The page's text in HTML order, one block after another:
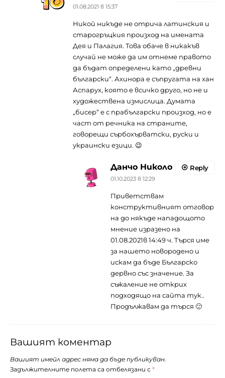
01.08.2021 в 15:37
Никой никъде не отрича латинския и
старогръцкия произход на имената
Дея и Палагия. Това обаче в никакъв
случай не може да им отнеме правото
да бъдат определени като „древни
български“. Ахинора е съпругата на хан
Аспарух, която е всичко друго, но не и
художествена измислица. Думата
„бисер“ е с прабългарски произход, но е
част от речника на страните,
говорещи сърбохърватски, руски и
украински езици. 😉
Данчо Николо
01.10.2023 в 12:29
Приветствам
конструктивният отговор
на до някъде нападощото
мнение изразено на
01.08.2021в 14:49 ч. Търся име
за нашето новородено и
искам да бъде Българско
дервно със значение. За
съжаление не открих
подходящо на сайта тук..
Продължавам да търся 🙂
Reply
Вашият коментар
Вашият имейл адрес няма да бъде публикуван.
Задължителните полета са отбелязани с *